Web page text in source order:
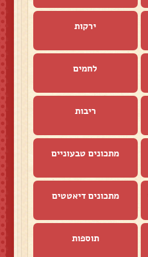
ירקות
לחמים
ריבות
מתכונים טבעוניים
מתכונים דיאטטים
תוספות